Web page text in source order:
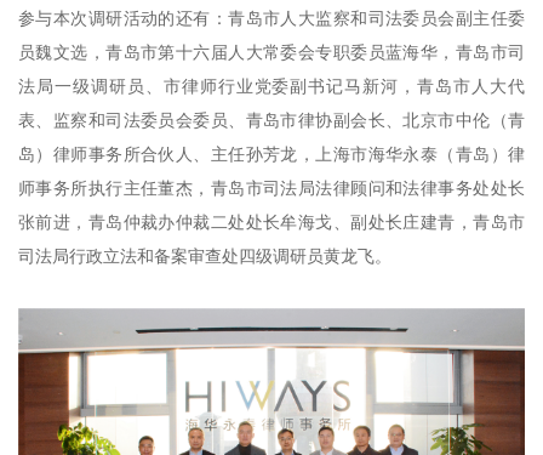
参与本次调研活动的还有：青岛市人大监察和司法委员会副主任委
员魏文选，青岛市第十六届人大常委会专职委员蓝海华，青岛市司
法局一级调研员、市律师行业党委副书记马新河，青岛市人大代
表、监察和司法委员会委员、青岛市律协副会长、北京市中伦（青
岛）律师事务所合伙人、主任孙芳龙，上海市海华永泰（青岛）律
师事务所执行主任董杰，青岛市司法局法律顾问和法律事务处处长
张前进，青岛仲裁办仲裁二处处长牟海戈、副处长庄建青，青岛市
司法局行政立法和备案审查处四级调研员黄龙飞。